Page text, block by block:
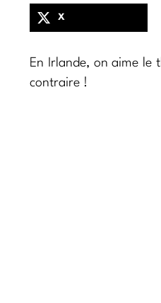
X
En Irlande, on aime le
contraire !